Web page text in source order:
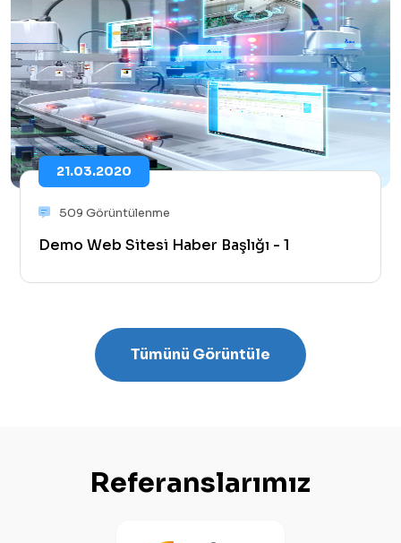
21.03.2020
509 Görüntülenme
Demo Web Sitesi Haber Başlığı - 1
Tümünü Görüntüle
Referanslarımız